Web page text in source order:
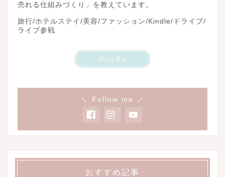
売れる仕組みづくり」を教えています。
旅行/ホテルステイ/美容/ファッション/Kindle/ドライブ/
ライブ参戦
詳しく見る
＼ Follow me ／
おすすめ記事